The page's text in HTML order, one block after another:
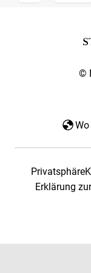
©
Privatsphäre
Erklärung